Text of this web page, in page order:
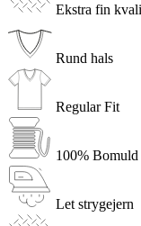
Ekstra fin
Rund hals
Regular Fit
100% Bomuld
Let strygejern